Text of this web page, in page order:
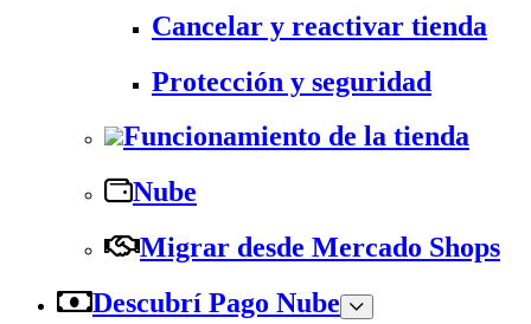
Cancelar y reactivar tienda
Protección y seguridad
Funcionamiento de la tienda
Nube
Migrar desde Mercado Shops
Descubrí Pago Nube